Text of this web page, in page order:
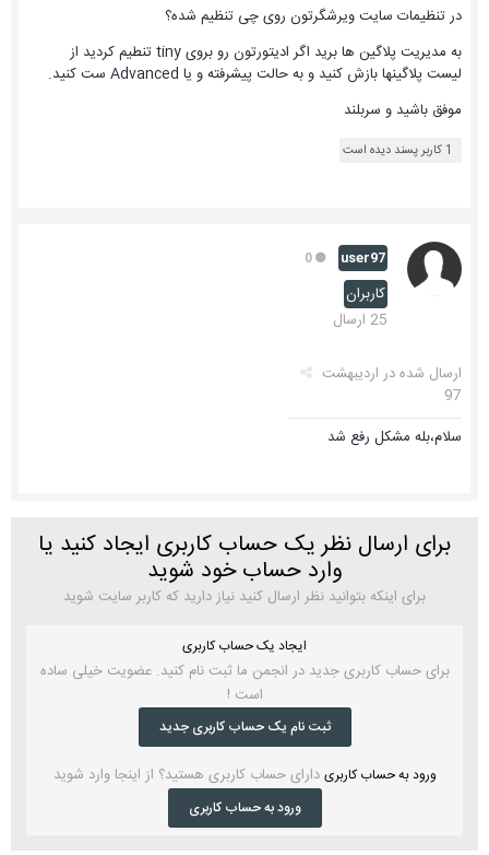
در تنظیمات سایت ویرشگرتون روی چی تنظیم شده؟
به مدیریت پلاگین ها برید اگر ادیتورتون رو بروی tiny تنطیم کردید از
لیست پلاگینها بازش کنید و به حالت پیشرفته و یا Advanced ست کنید.
موفق باشید و سربلند
1 کاربر پسند دیده است
user97
کاربران
25 ارسال
ارسال شده در اردیبهشت
97
سلام،بله مشکل رفع شد
برای ارسال نظر یک حساب کاربری ایجاد کنید یا
وارد حساب خود شوید
برای اینکه بتوانید نظر ارسال کنید نیاز دارید که کاربر سایت شوید
ایجاد یک حساب کاربری
برای حساب کاربری جدید در انجمن ما ثبت نام کنید. عضویت خیلی ساده
است !
ثبت نام یک حساب کاربری جدید
ورود به حساب کاربری دارای حساب کاربری هستید؟ از اینجا وارد شوید
ورود به حساب کاربری